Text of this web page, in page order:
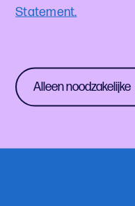
Statement.
Alleen noodzakelijke
Ben je een
ons weten via